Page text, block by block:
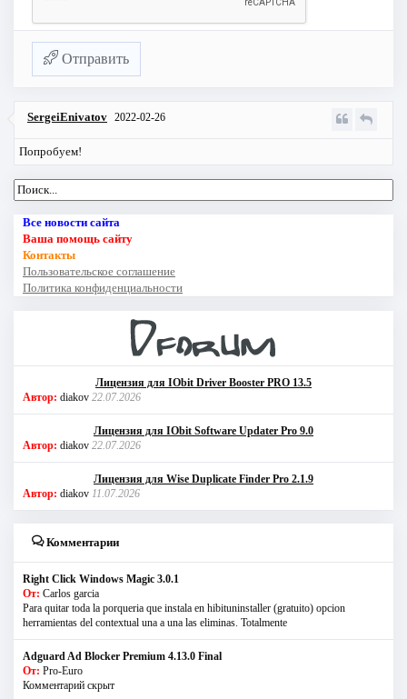
Отправить
SergeiEnivatov 2022-02-26
Попробуем!
Все новости сайта
Ваша помощь сайту
Контакты
Пользовательское соглашение
Политика конфиденциальности
Лицензия для IObit Driver Booster PRO 13.5
Автор: diakov 22.07.2026
Лицензия для IObit Software Updater Pro 9.0
Автор: diakov 22.07.2026
Лицензия для Wise Duplicate Finder Pro 2.1.9
Автор: diakov 11.07.2026
Комментарии
Right Click Windows Magic 3.0.1
От: Carlos garcia
Para quitar toda la porqueria que instala en hibituninstaller (gratuito) opcion
herramientas del contextual una a una las eliminas. Totalmente
Adguard Ad Blocker Premium 4.13.0 Final
От: Pro-Euro
Комментарий скрыт